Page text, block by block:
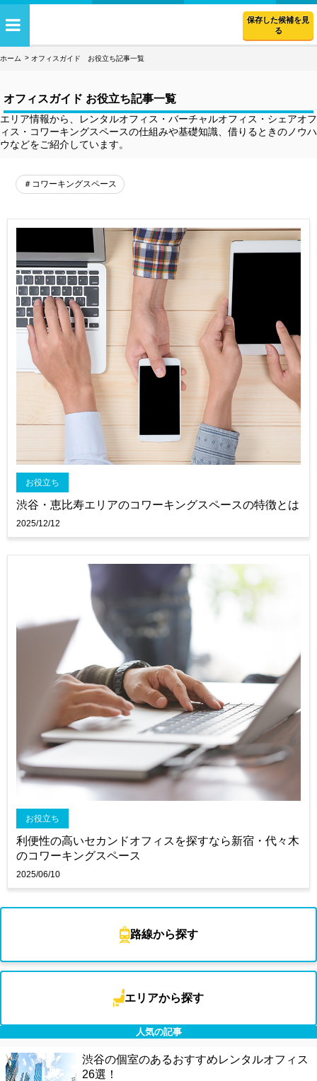
保存した候補を見
る
ホーム オフィスガイド お役立ち記事一覧
オフィスガイド お役立ち記事一覧
エリア情報から、レンタルオフィス・バーチャルオフィス・シェアオフ
ィス・コワーキングスペースの仕組みや基礎知識、借りるときのノウハ
ウなどをご紹介しています。
＃コワーキングスペース
渋谷・恵比寿エリアのコワーキングスペースの特徴とは
お役立ち
2025/12/12
利便性の高いセカンドオフィスを探すなら新宿・代々木
のコワーキングスペース
お役立ち
2025/06/10
路線から探す
エリアから探す
人気の記事
渋谷の個室のあるおすすめレンタルオフィス
26選！